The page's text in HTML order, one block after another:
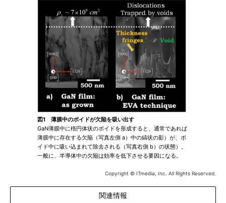
図1 薄膜中のボイドが欠陥を吸い出す
GaN薄膜中に楕円体状のボイドを形成すると、通常であれば
薄膜中に存在する欠陥（写真左側 a）中の縞状の影）が、ボ
イド中に吸い込まれて除去される（写真右側 b）の状態）。
一般に、半導体中の欠陥は効率を低下させる要因になる。
Copyright © ITmedia, Inc. All Rights Reserved.
関連情報